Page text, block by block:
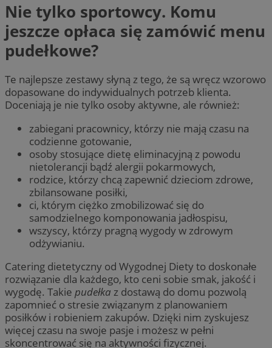
Nie tylko sportowcy. Komu
jeszcze opłaca się zamówić menu
pudełkowe?
Te najlepsze zestawy słyną z tego, że są wręcz wzorowo
dopasowane do indywidualnych potrzeb klienta.
Doceniają je nie tylko osoby aktywne, ale również:
zabiegani pracownicy, którzy nie mają czasu na
codzienne gotowanie,
osoby stosujące dietę eliminacyjną z powodu
nietolerancji bądź alergii pokarmowych,
rodzice, którzy chcą zapewnić dzieciom zdrowe,
zbilansowane posiłki,
ci, którym ciężko zmobilizować się do
samodzielnego komponowania jadłospisu,
wszyscy, którzy pragną wygody w zdrowym
odżywianiu.
Catering dietetyczny od Wygodnej Diety to doskonałe
rozwiązanie dla każdego, kto ceni sobie smak, jakość i
wygodę. Takie pudełka z dostawą do domu pozwolą
zapomnieć o stresie związanym z planowaniem
posiłków i robieniem zakupów. Dzięki nim zyskujesz
więcej czasu na swoje pasje i możesz w pełni
skoncentrować się na aktywności fizycznej.